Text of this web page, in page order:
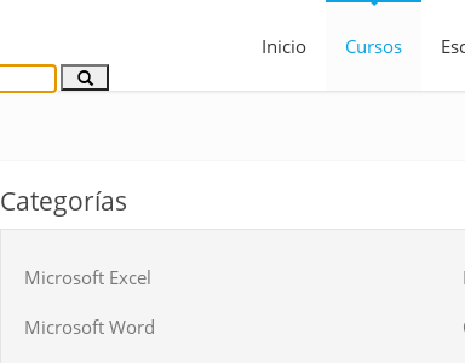
Inicio Cursos
Categorías
Microsoft Excel
Microsoft Word